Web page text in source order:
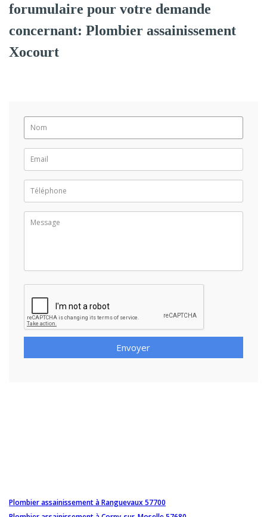
forumulaire pour votre demande
concernant: Plombier assainissement
Xocourt
Envoyer
Plombier assainissement à Ranguevaux 57700